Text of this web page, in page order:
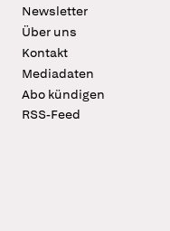
Newsletter
Über uns
Kontakt
Mediadaten
Abo kündigen
RSS-Feed